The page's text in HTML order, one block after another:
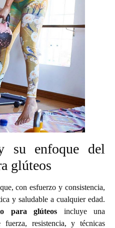
su enfoque del
glúteos
con esfuerzo y consistencia,
y saludable a cualquier edad.
para glúteos incluye una
resistencia, y técnicas